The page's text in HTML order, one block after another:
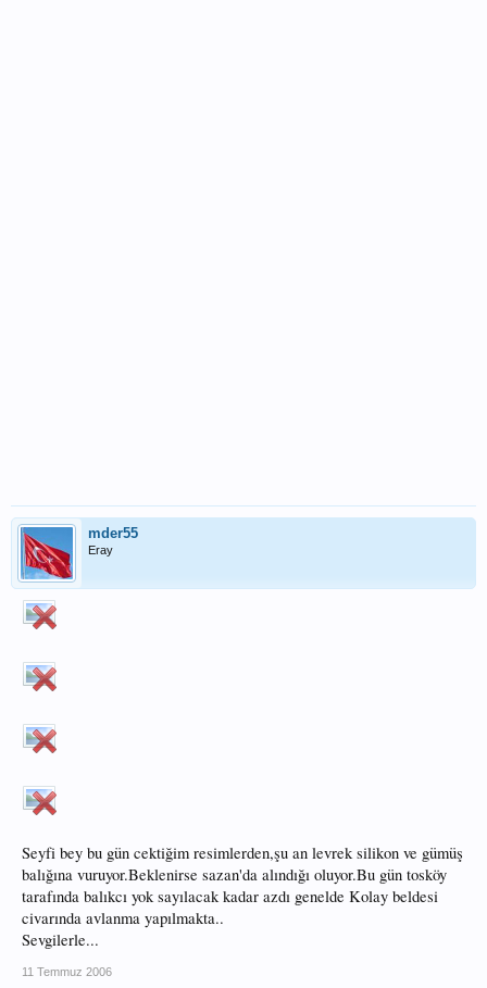
mder55
Eray
Seyfi bey bu gün cektiğim resimlerden,şu an levrek silikon ve gümüş
balığına vuruyor.Beklenirse sazan'da alındığı oluyor.Bu gün tosköy
tarafında balıkcı yok sayılacak kadar azdı genelde Kolay beldesi
civarında avlanma yapılmakta..
Sevgilerle...
11 Temmuz 2006